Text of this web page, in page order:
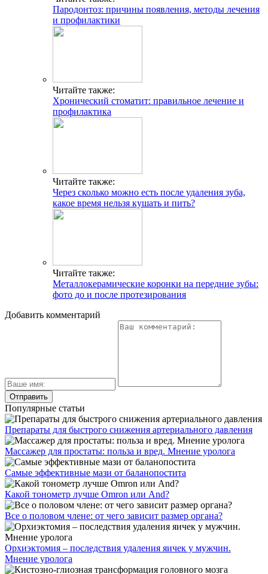
Пародонтоз: причины появления, методы лечения
и профилактики
Читайте также:
Хронический стоматит: правильное лечение и
профилактика
Читайте также:
Через сколько можно есть после удаления зуба,
какое время нельзя кушать и пить?
Читайте также:
Металлокерамические коронки на передние зубы:
фото до и после протезирования
Добавить комментарий
Популярные статьи
Препараты для быстрого снижения артериального давления
Массажер для простаты: польза и вред. Мнение уролога
Самые эффективные мази от баланопостита
Какой тонометр лучше Omron или And?
Все о половом члене: от чего зависит размер органа?
Орхиэктомия – последствия удаления яичек у мужчин.
Мнение уролога